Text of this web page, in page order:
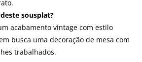
sousplat?
acabamento vintage com estilo
busca uma decoração de mesa com
trabalhados.